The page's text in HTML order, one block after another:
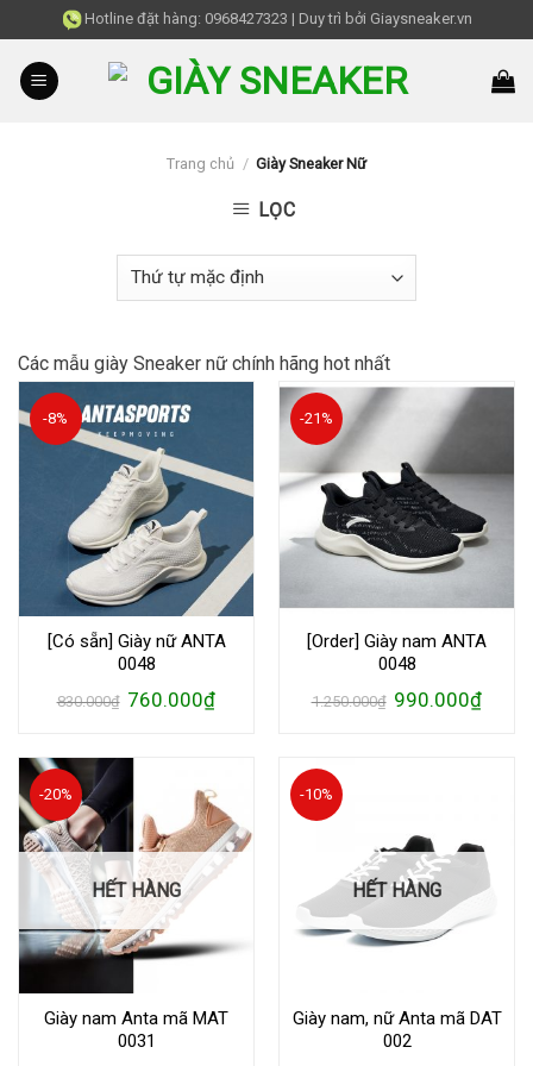
to
content
Hotline đặt hàng: 0968427323 | Duy trì bởi Giaysneaker.vn
Trang chủ / Giày Sneaker Nữ
LỌC
Các mẫu giày Sneaker nữ chính hãng hot nhất
-8%
[Có sẵn] Giày nữ ANTA
0048
830.000₫ Giá
gốc
760.000₫Giá
-21%
[Order] Giày nam ANTA
0048
1.250.000₫ Giá
gốc
990.000₫Giá
-20%
HẾT HÀNG
Giày nam Anta mã MAT
0031
-10%
HẾT HÀNG
Giày nam, nữ Anta mã DAT
002